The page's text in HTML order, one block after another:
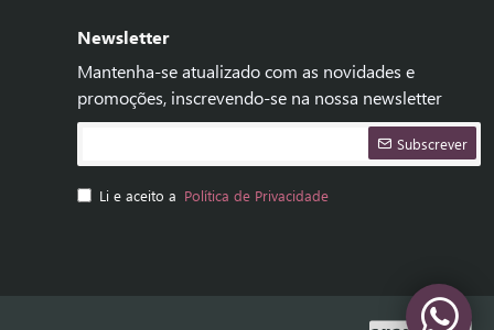
Newsletter
Mantenha-se atualizado com as novidades e
promoções, inscrevendo-se na nossa newsletter
Subscrever
Li e aceito a Política de Privacidade